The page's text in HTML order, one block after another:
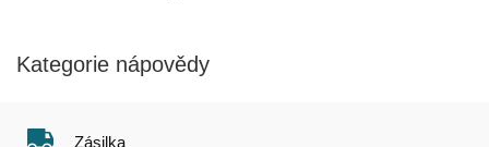
Kategorie nápovědy
Zásilka